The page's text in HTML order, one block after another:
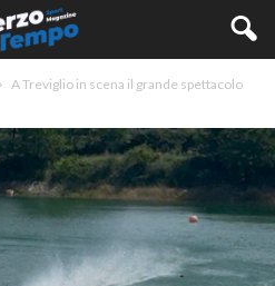
A Treviglio in scena il grande spettacolo